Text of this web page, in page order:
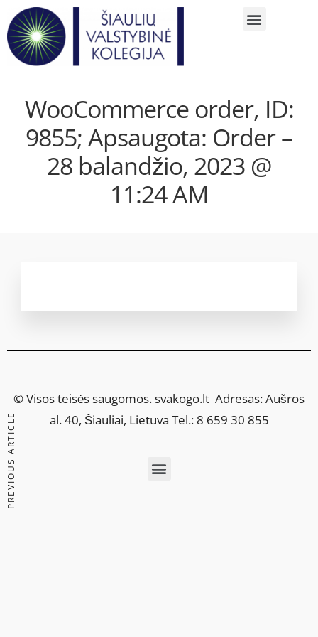
WooCommerce order, ID:
9855; Apsaugota: Order –
28 balandžio, 2023 @
11:24 AM
PREVIOUS ARTICLE
© Visos teisės saugomos.svakogo.lt Adresas: Aušros
al. 40, Šiauliai, Lietuva Tel.: 8 659 30 855